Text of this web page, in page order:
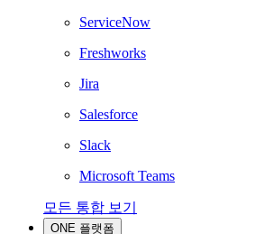
ServiceNow
Freshworks
Jira
Salesforce
Slack
Microsoft Teams
모든 통합 보기
ONE 플랫폼